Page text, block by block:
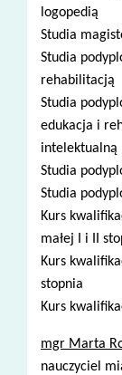
logopedią
Studia
Studia
rehabilitacją
Studia
edukacja i
intelektualną
Studia
Studia
Kurs
małej I i II
Kurs
stopnia
Kurs
mgr Marta
nauczyciel